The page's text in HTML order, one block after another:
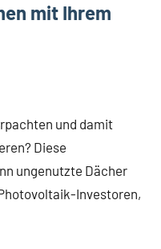
mit Ihrem
und damit
Diese
ungenutzte Dächer
Investoren,